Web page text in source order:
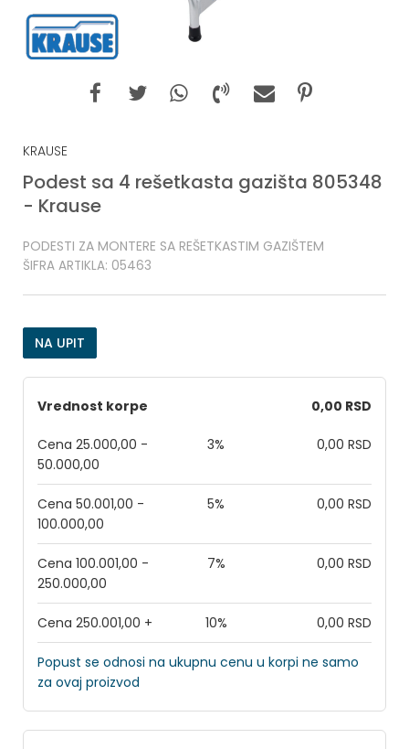
KRAUSE
Podest sa 4 rešetkasta gazišta 805348
- Krause
PODESTI ZA MONTERE SA REŠETKASTIM GAZIŠTEM
ŠIFRA ARTIKLA: 05463
NA UPIT
Vrednost korpe 0,00 RSD
Cena 25.000,00 -
50.000,00
3% 0,00 RSD
Cena 50.001,00 -
100.000,00
5% 0,00 RSD
Cena 100.001,00 -
250.000,00
7% 0,00 RSD
Cena 250.001,00 + 10% 0,00 RSD
Popust se odnosi na ukupnu cenu u korpi ne samo
za ovaj proizvod